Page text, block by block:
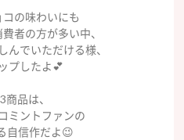
の味わいにも
者の方が多い中、
んでいただける様、
プしたよ💕
商品は、
ミントファンの
自信作だよ😉